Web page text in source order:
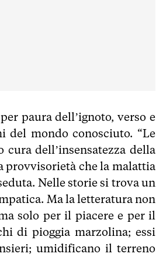
paura dell’ignoto, verso e
del mondo conosciuto. “Le
dell’insensatezza della
provvisorietà che la malattia
Nelle storie si trova un
Ma la letteratura non
solo per il piacere e per il
di pioggia marzolina; essi
umidificano il terreno